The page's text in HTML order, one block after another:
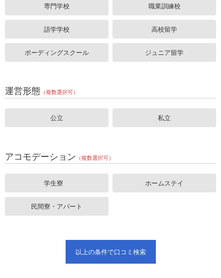
専門学校 職業訓練校
語学学校 高校留学
ボーディングスクール ジュニア留学
運営形態 （複数選択可）
公立 私立
アコモデーション （複数選択可）
学生寮 ホームステイ
民間寮・アパート
以上の条件で口コミ検索